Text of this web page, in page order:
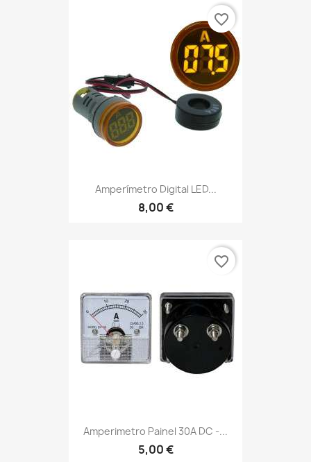
Amperímetro Digital LED...
8,00 €
favorite_border
Amperimetro Painel 30A DC -...
5,00 €
favorite_border